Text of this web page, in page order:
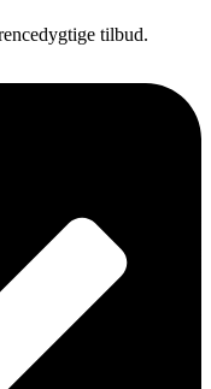
tilbud.